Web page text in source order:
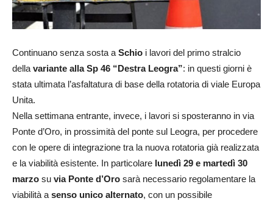
Continuano senza sosta a Schio i lavori del primo stralcio
della variante alla Sp 46 “Destra Leogra”: in questi giorni è
stata ultimata l’asfaltatura di base della rotatoria di viale Europa
Unita.
Nella settimana entrante, invece, i lavori si sposteranno in via
Ponte d’Oro, in prossimità del ponte sul Leogra, per procedere
con le opere di integrazione tra la nuova rotatoria già realizzata
e la viabilità esistente. In particolare lunedì 29 e martedì 30
marzo su via Ponte d’Oro sarà necessario regolamentare la
viabilità a senso unico alternato, con un possibile